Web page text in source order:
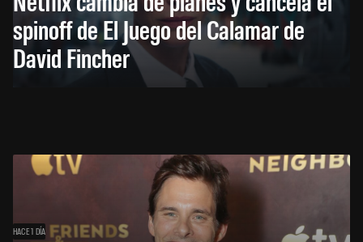
spinoff de El Juego del Calamar de
David Fincher
HACE 1 DÍA